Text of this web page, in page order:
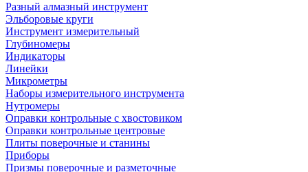
Разный алмазный инструмент
Эльборовые круги
Инструмент измерительный
Глубиномеры
Индикаторы
Линейки
Микрометры
Наборы измерительного инструмента
Нутромеры
Оправки контрольные с хвостовиком
Оправки контрольные центровые
Плиты поверочные и станины
Приборы
Призмы поверочные и разметочные